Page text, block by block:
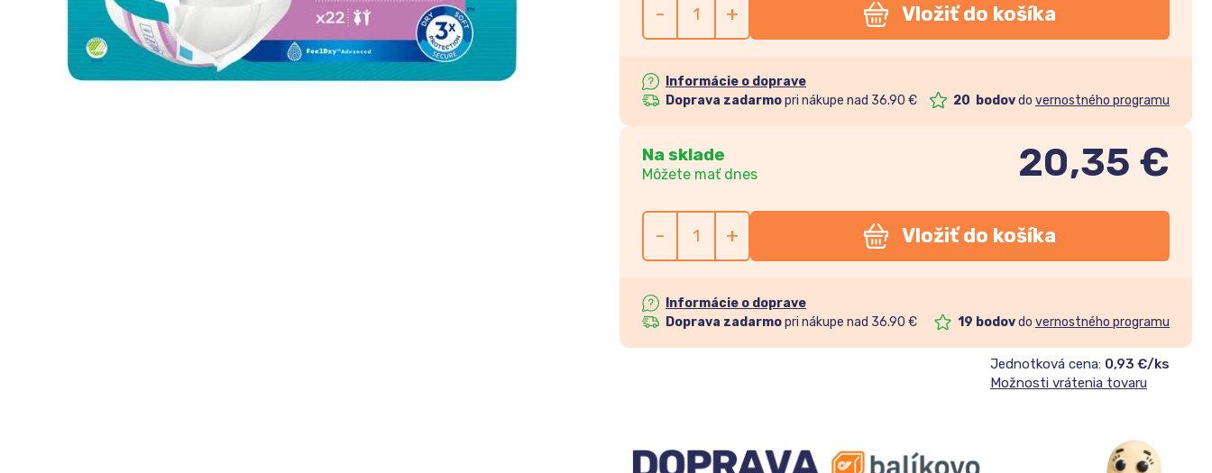
- + Vložiť do košíka
Informácie o doprave
Doprava zadarmopri nákupe nad 36.90 € 20 bodovdo vernostného programu
Na sklade
Môžete mať dnes 20,35 €
- + Vložiť do košíka
Informácie o doprave
Doprava zadarmopri nákupe nad 36.90 € 19 bodovdo vernostného programu
Jednotková cena: 0,93 €/ks
Možnosti vrátenia tovaru